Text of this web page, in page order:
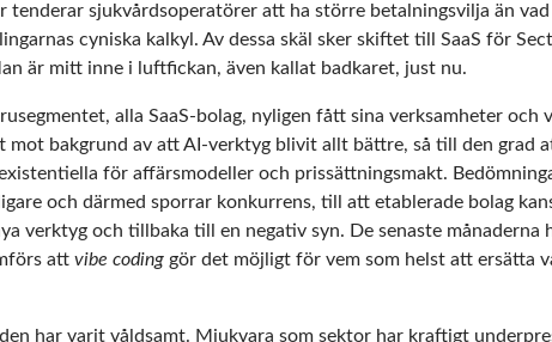
tenderar sjukvårdsoperatörer att ha större betalningsvilja än
cyniska kalkyl. Av dessa skäl sker skiftet till SaaS för
är mitt inne i luftfickan, även kallat badkaret, just nu.
alla SaaS-bolag, nyligen fått sina verksamheter och
mot bakgrund av att AI-verktyg blivit allt bättre, så till den grad
för affärsmodeller och prissättningsmakt.
och därmed sporrar konkurrens, till att etablerade bolag
verktyg och tillbaka till en negativ syn. De senaste
att vibe coding gör det möjligt för vem som helst att ersätta
har varit våldsamt. Mjukvara som sektor har kraftigt